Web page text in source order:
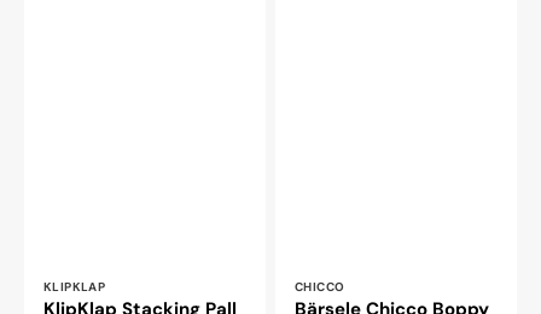
Leverantör:
KLIPKLAP
KlipKlap Stacking Pall
Leverantör:
CHICCO
Bärsele Chicco Boppy